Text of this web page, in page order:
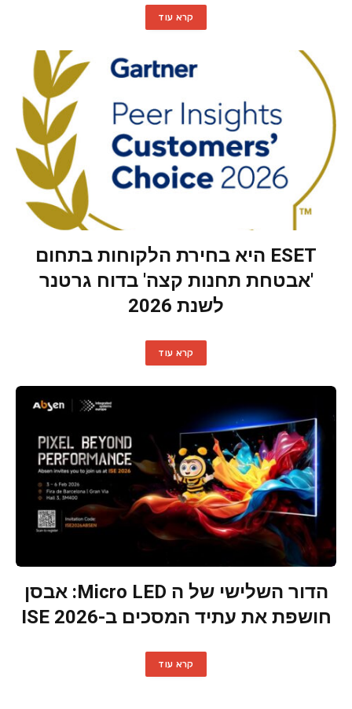
קרא עוד
ESET היא בחירת הלקוחות בתחום
'אבטחת תחנות קצה' בדוח גרטנר
לשנת 2026
קרא עוד
הדור השלישי של ה Micro LED: אבסן
חושפת את עתיד המסכים ב-ISE 2026
קרא עוד